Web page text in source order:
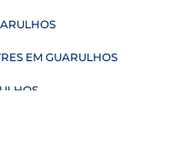
EM GUARULHOS